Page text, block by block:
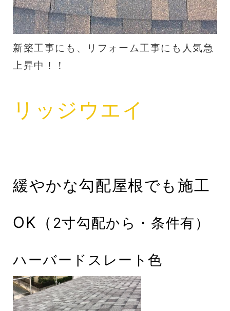
新築工事にも、リフォーム工事にも人気急
上昇中！！
リッジウエイ
緩やかな勾配屋根でも施工
OK（ 2寸勾配から・条件有）
ハーバードスレート色